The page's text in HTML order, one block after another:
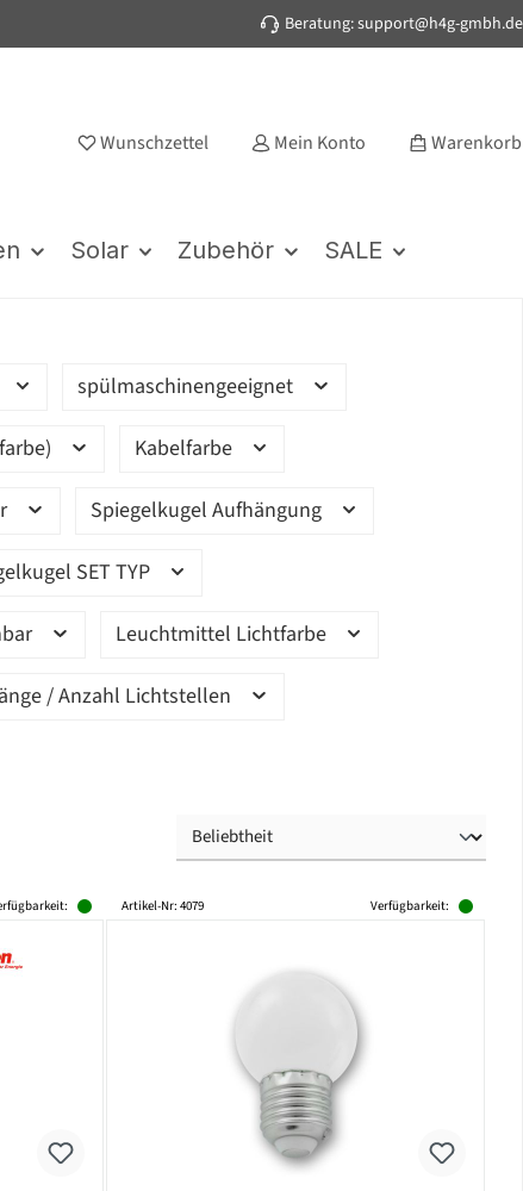
Beratung: support@h4g-gmbh.de
Wunschzettel Mein Konto Warenkorb
Solar Zubehör SALE
spülmaschinengeeignet
Kabelfarbe
Spiegelkugel Aufhängung
SET TYP
Leuchtmittel Lichtfarbe
/ Anzahl Lichtstellen
Artikel-Nr: 4079 Verfügbarkeit: